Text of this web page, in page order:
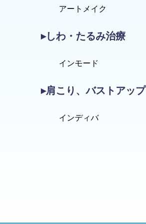
アートメイク
▸しわ・たるみ治療
インモード
▸肩こり、バストアップ
インディバ